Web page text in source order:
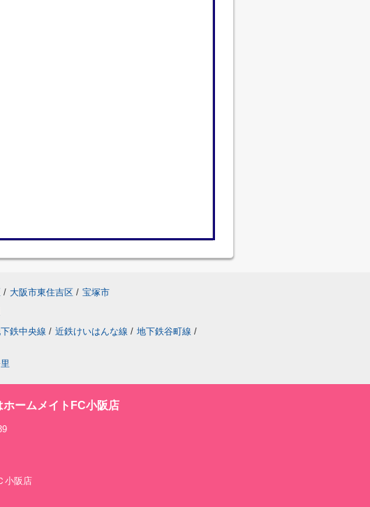
/ 大阪市東住吉区 / 宝塚市
鉄中央線 / 近鉄けいはんな線 / 地下鉄谷町線 /
ームメイトFC小阪店
小阪店